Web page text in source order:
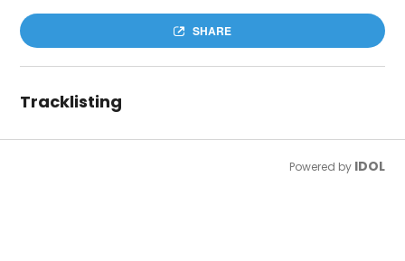
SHARE
Tracklisting
Powered by IDOL